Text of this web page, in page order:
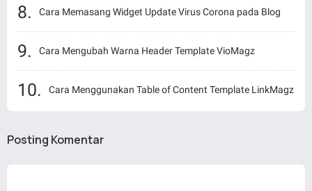
Cara Memasang Widget Update Virus Corona pada Blog
Cara Mengubah Warna Header Template VioMagz
Cara Menggunakan Table of Content Template LinkMagz
Posting Komentar